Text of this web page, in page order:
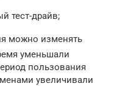
тест-драйв;
можно изменять
уменьшали
пользования
увеличивали